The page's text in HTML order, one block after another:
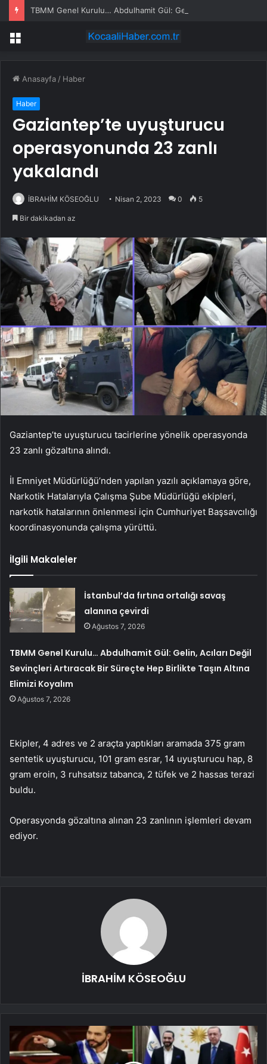
Menü
Anasayfa / Haber
Haber
Gaziantep’te uyuşturucu
operasyonunda 23 zanlı
yakalandı
İBRAHİM KÖSEOĞLU Nisan 2, 2023 0 5
Bir dakikadan az
Gaziantep’te uyuşturucu tacirlerine yönelik operasyonda
23 zanlı gözaltına alındı.
İl Emniyet Müdürlüğü’nden yapılan yazılı açıklamaya göre,
Narkotik Hatalarıyla Çalışma Şube Müdürlüğü ekipleri,
narkotik hatalarının önlenmesi için Cumhuriyet Başsavcılığı
koordinasyonunda çalışma yürüttü.
İlgili Makaleler
İstanbul’da fırtına ortalığı savaş
alanına çevirdi
Ağustos 7, 2026
TBMM Genel Kurulu… Abdulhamit Gül: Gelin, Acıları Değil
Sevinçleri Artıracak Bir Süreçte Hep Birlikte Taşın Altına
Elimizi Koyalım
Ağustos 7, 2026
Ekipler, 4 adres ve 2 araçta yaptıkları aramada 375 gram
sentetik uyuşturucu, 101 gram esrar, 14 uyuşturucu hap, 8
gram eroin, 3 ruhsatsız tabanca, 2 tüfek ve 2 hassas terazi
buldu.
Operasyonda gözaltına alınan 23 zanlının işlemleri devam
ediyor.
İBRAHİM KÖSEOĞLU